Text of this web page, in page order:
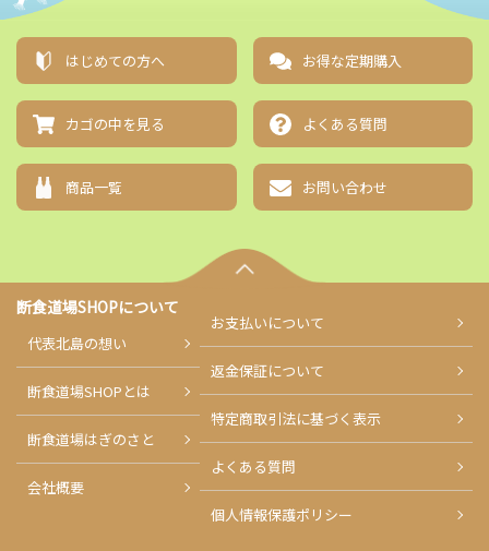
はじめての方へ お得な定期購入
カゴの中を見る よくある質問
商品一覧 お問い合わせ
断食道場SHOPについて
代表北島の想い
断食道場SHOPとは
断食道場はぎのさと
会社概要
お支払いについて
返金保証について
特定商取引法に基づく表示
よくある質問
個人情報保護ポリシー